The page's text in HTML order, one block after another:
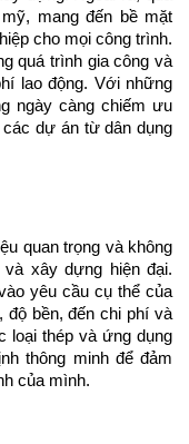
mang đến bề mặt
cho mọi công trình.
quá trình gia công và
lao động. Với những
ngày càng chiếm ưu
dự án từ dân dụng
quan trọng và không
và xây dựng hiện đại.
yêu cầu cụ thể của
độ bền, đến chi phí và
loại thép và ứng dụng
thông minh để đảm
của mình.